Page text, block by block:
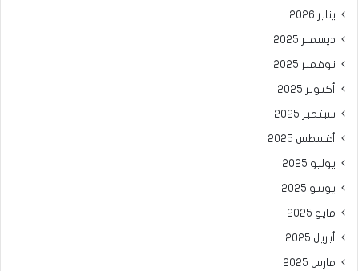
يناير 2026
ديسمبر 2025
نوفمبر 2025
أكتوبر 2025
سبتمبر 2025
أغسطس 2025
يوليو 2025
يونيو 2025
مايو 2025
أبريل 2025
مارس 2025